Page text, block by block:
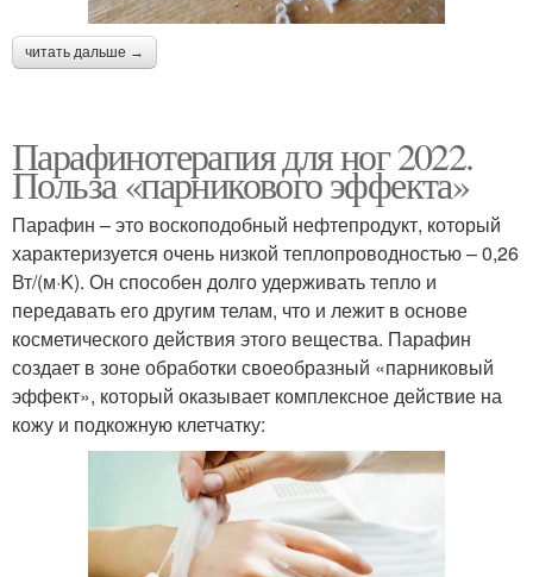
читать дальше →
Парафинотерапия для ног 2022.
Польза «парникового эффекта»
Парафин – это воскоподобный нефтепродукт, который
характеризуется очень низкой теплопроводностью – 0,26
Вт/(м·K). Он способен долго удерживать тепло и
передавать его другим телам, что и лежит в основе
косметического действия этого вещества. Парафин
создает в зоне обработки своеобразный «парниковый
эффект», который оказывает комплексное действие на
кожу и подкожную клетчатку: